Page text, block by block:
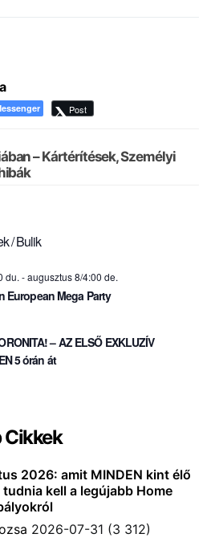
Post
– Kártérítések, Személyi
/ Bulik
du. -augusztus 8/4:00 de.
European Mega Party
– AZ ELSŐ EXKLUZÍV
5 órán át
Cikkek
2026: amit MINDEN kint élő
kell a legújabb Home
2026-07-31 (3 312)